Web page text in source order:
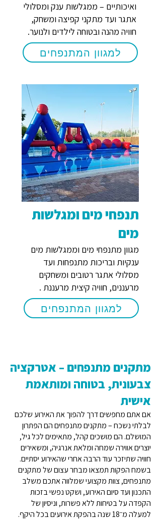
ואיכותיים – ממגלשות ענק ומסלולי
אתגר ועד מתקני קפיצה ומשחק,
חוויה מהנה ובטוחה לילדים ולנוער.
למגוון המתנפחים
תנפחי מים ומגלשות
מים
מגוון מתנפחי מים וממגלשות מים
ענקיות ובריכות מתנפחות ועד
מסלולי אתגר רטובים ומשחקים
מרעננים, חוויה קיצית מרעננת .
למגוון המתנפחים
מתקנים מתנפחים – אטרקציה
צבעונית, בטוחה ומותאמת
אישית
אם אתם מחפשים דרך להפוך את האירוע שלכם
לבלתי נשכח – מתקנים מתנפחים הם הפתרון
המושלם. הם מושכים קהל, מתאימים לכל גיל,
יוצרים אווירה שמחה ומלאת אנרגיה, ומשאירים
חוויה שתיזכר עוד הרבה אחרי שהאירוע יסתיים.
בשמח הפקות תמצאו מבחר עצום של מתקנים
מתנפחים, צוות מקצועי שמלווה אתכם משלב
התכנון ועד סיום האירוע, ושקט נפשי בזכות
הקפדה על בטיחות ללא פשרות, וניסיון של
למעלה מ־18 שנה בהפקת אירועים בכל היקף.